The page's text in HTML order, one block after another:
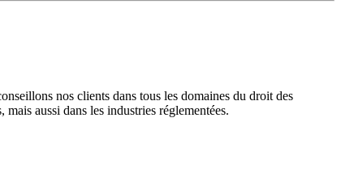
nos clients dans tous les domaines du droit des
aussi dans les industries réglementées.